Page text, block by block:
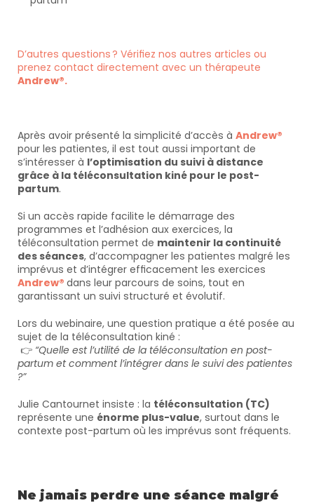
D’autres questions ? Vérifiez nos autres articles ou
Andrew®.
Après avoir présenté la simplicité d’accès à Andrew®
pour les patientes, il est tout aussi important de
s’intéresser à l’optimisation du suivi à distance
grâce à la téléconsultation kiné pour le post-
partum.
Si un accès rapide facilite le démarrage des
programmes et l’adhésion aux exercices, la
téléconsultation permet de maintenir la continuité
des séances, d’accompagner les patientes malgré les
Andrew® dans leur parcours de soins, tout en
garantissant un suivi structuré et évolutif.
Lors du webinaire, une question pratique a été posée au
sujet de la téléconsultation kiné :
👉 “Quelle est l’utilité de la téléconsultation en post-
partum et comment l’intégrer dans le suivi des patientes
?”
Julie Cantournet insiste : la téléconsultation (TC)
représente une énorme plus-value, surtout dans le
contexte post-partum où les imprévus sont fréquents.
Ne jamais perdre une séance malgré